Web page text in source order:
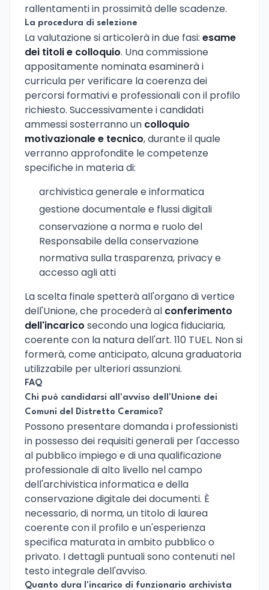
rallentamenti in prossimità delle scadenze.
La procedura di selezione
La valutazione si articolerà in due fasi: esame
dei titoli e colloquio. Una commissione
appositamente nominata esaminerà i
curricula per verificare la coerenza dei
percorsi formativi e professionali con il profilo
richiesto. Successivamente i candidati
ammessi sosterranno un colloquio
motivazionale e tecnico, durante il quale
verranno approfondite le competenze
specifiche in materia di:
archivistica generale e informatica
gestione documentale e flussi digitali
conservazione a norma e ruolo del
Responsabile della conservazione
normativa sulla trasparenza, privacy e
accesso agli atti
La scelta finale spetterà all'organo di vertice
dell'Unione, che procederà al conferimento
dell'incarico secondo una logica fiduciaria,
coerente con la natura dell'art. 110 TUEL. Non si
formerà, come anticipato, alcuna graduatoria
utilizzabile per ulteriori assunzioni.
FAQ
Chi può candidarsi all'avviso dell'Unione dei
Comuni del Distretto Ceramico?
Possono presentare domanda i professionisti
in possesso dei requisiti generali per l'accesso
al pubblico impiego e di una qualificazione
professionale di alto livello nel campo
dell'archivistica informatica e della
conservazione digitale dei documenti. È
necessario, di norma, un titolo di laurea
coerente con il profilo e un'esperienza
specifica maturata in ambito pubblico o
privato. I dettagli puntuali sono contenuti nel
testo integrale dell'avviso.
Quanto dura l'incarico di funzionario archivista